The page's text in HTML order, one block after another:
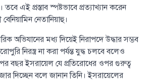
এই প্রস্তাব স্পষ্টভাবে প্রত্যাখ্যান করেন
নেতানিয়াহু।
অভিযানের মধ্য দিয়েই নিরাপদে উদ্ধার সম্ভব
নিরস্ত্র না করা পর্যন্ত যুদ্ধ চলবে বলেও
পর বছর ইসরায়েল যে প্রতিরোধের ওপর গুরুত্ব
দিচ্ছেন বলে জানান তিনি। ইসরায়েলের